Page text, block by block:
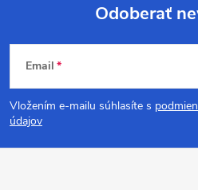
Z
á
p
Odoberať
Email
Vložením e-mailu súhlasíte s
údajov